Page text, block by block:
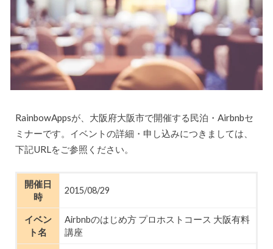
RainbowAppsが、大阪府大阪市で開催する民泊・Airbnbセ
ミナーです。イベントの詳細・申し込みにつきましては、
下記URLをご参照ください。
開催日
時
2015/08/29
イベン
ト名
Airbnbのはじめ方 プロホストコース 大阪有料
講座